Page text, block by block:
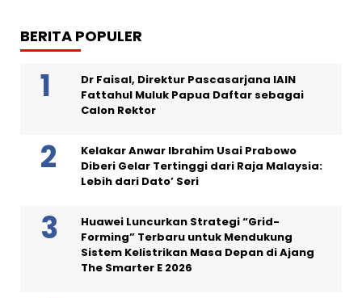
BERITA POPULER
Dr Faisal, Direktur Pascasarjana IAIN
Fattahul Muluk Papua Daftar sebagai
Calon Rektor
Kelakar Anwar Ibrahim Usai Prabowo
Diberi Gelar Tertinggi dari Raja Malaysia:
Lebih dari Dato’ Seri
Huawei Luncurkan Strategi “Grid-
Forming” Terbaru untuk Mendukung
Sistem Kelistrikan Masa Depan di Ajang
The Smarter E 2026